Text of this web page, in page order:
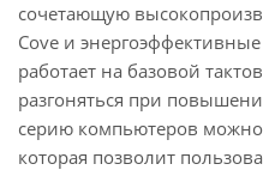
сочетающую
Cove и
работает на базовой
разгоняться при
серию компьютеров можно
которая позволит